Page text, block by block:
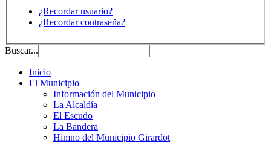
¿Recordar usuario?
¿Recordar contraseña?
Buscar...
Inicio
El Municipio
Información del Municipio
La Alcaldía
El Escudo
La Bandera
Himno del Municipio Girardot